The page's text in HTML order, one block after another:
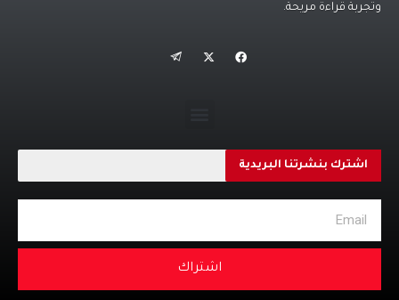
وتجربة قراءة مريحة.
اشترك بنشرتنا البريدية
اشتراك